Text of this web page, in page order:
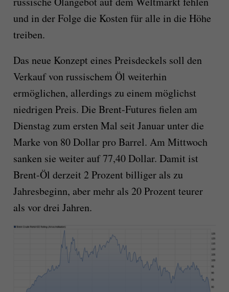
und in der Folge die Kosten für alle in die Höhe
treiben.
Das neue Konzept eines Preisdeckels soll den
Verkauf von russischem Öl weiterhin
ermöglichen, allerdings zu einem möglichst
niedrigen Preis. Die Brent-Futures fielen am
Dienstag zum ersten Mal seit Januar unter die
Marke von 80 Dollar pro Barrel. Am Mittwoch
sanken sie weiter auf 77,40 Dollar. Damit ist
Brent-Öl derzeit 2 Prozent billiger als zu
Jahresbeginn, aber mehr als 20 Prozent teurer
als vor drei Jahren.